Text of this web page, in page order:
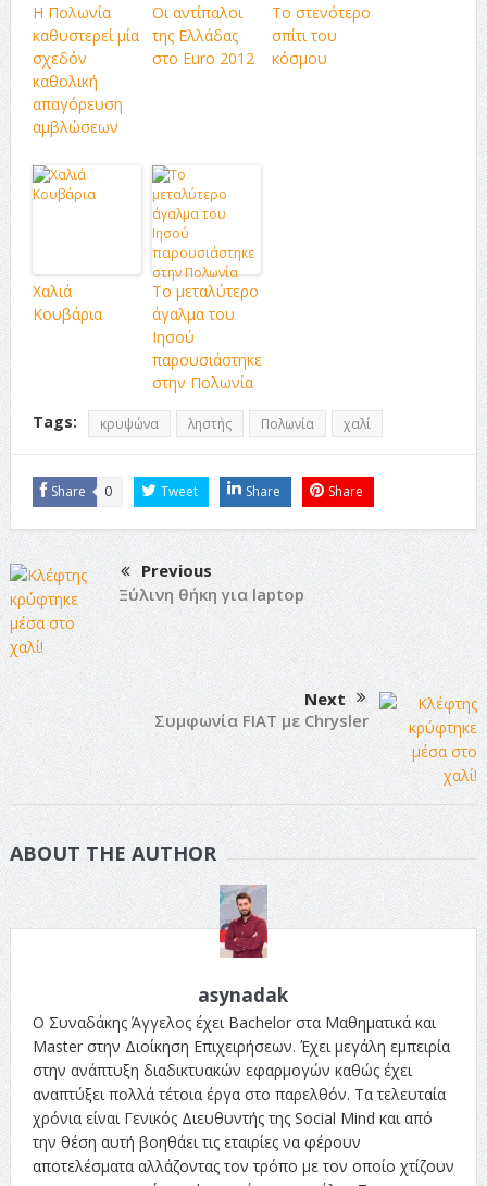
Η Πολωνία
καθυστερεί μία
σχεδόν
καθολική
απαγόρευση
αμβλώσεων
Οι αντίπαλοι
της Ελλάδας
στο Euro 2012
Το στενότερο
σπίτι του
κόσμου
Χαλιά
Κουβάρια
Το μεταλύτερο
άγαλμα του
Ιησού
παρουσιάστηκε
στην Πολωνία
Tags:
κρυψώνα ληστής Πολωνία χαλί
Share 0 Tweet Share Share
Previous
Ξύλινη θήκη για laptop
Next
Συμφωνία FIAT με Chrysler
ABOUT THE AUTHOR
asynadak
Ο Συναδάκης Άγγελος έχει Bachelor στα Μαθηματικά και
Master στην Διοίκηση Επιχειρήσεων. Έχει μεγάλη εμπειρία
στην ανάπτυξη διαδικτυακών εφαρμογών καθώς έχει
αναπτύξει πολλά τέτοια έργα στο παρελθόν. Τα τελευταία
χρόνια είναι Γενικός Διευθυντής της Social Mind και από
την θέση αυτή βοηθάει τις εταιρίες να φέρουν
αποτελέσματα αλλάζοντας τον τρόπο με τον οποίο χτίζουν